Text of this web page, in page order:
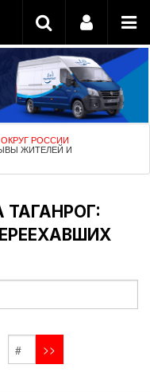
РОССИИ
ЖИТЕЛЕЙ И